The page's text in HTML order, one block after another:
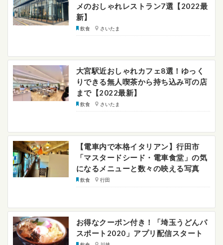
メのおしゃれレストラン7選【2022最
新】
飲食 さいたま
大宮駅近おしゃれカフェ8選！ゆっく
りできる無人喫茶から持ち込み可の店
まで【2022最新】
飲食 さいたま
【電車内で本格イタリアン】行田市
「マスタードシード・電車食堂」の気
になるメニューと数々の映える写真
飲食 行田
お得なクーポン付き！「埼玉うどんパ
スポート2020」アプリ配信スタート